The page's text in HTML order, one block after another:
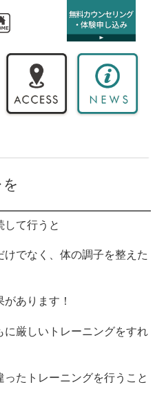
して行うと
でなく、体の調子を整えた
あります！
に厳しいトレーニングをすれ
たトレーニングを行うこと